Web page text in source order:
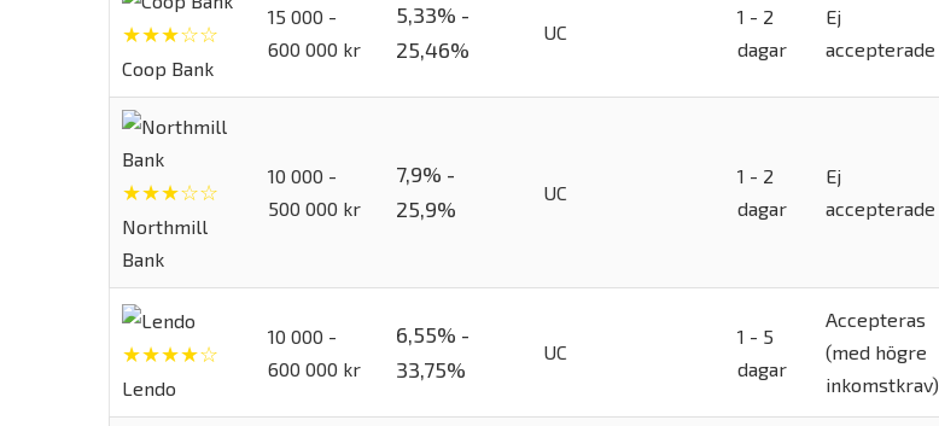
★★★☆☆
Coop Bank
15 000 -
600 000 kr
5,33% -
25,46%
UC
1 - 2
dagar
Ej
accepterade
★★★☆☆
Northmill
Bank
10 000 -
500 000 kr
7,9% -
25,9%
UC
1 - 2
dagar
Ej
accepterade
★★★★☆
Lendo
10 000 -
600 000 kr
6,55% -
33,75%
UC
1 - 5
dagar
Accepteras
(med högre
inkomstkrav)